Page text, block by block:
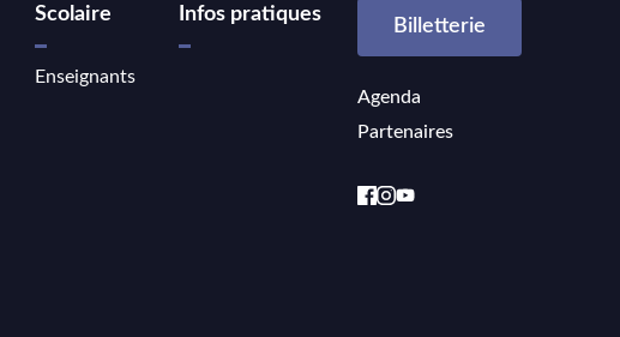
Scolaire
Enseignants
Infos pratiques
Billetterie
Agenda
Partenaires